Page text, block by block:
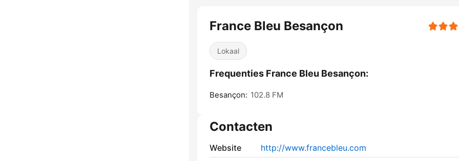
France Bleu Besançon
Lokaal
Frequenties France Bleu Besançon:
Besançon: 102.8 FM
Contacten
Website
http://www.francebleu.com